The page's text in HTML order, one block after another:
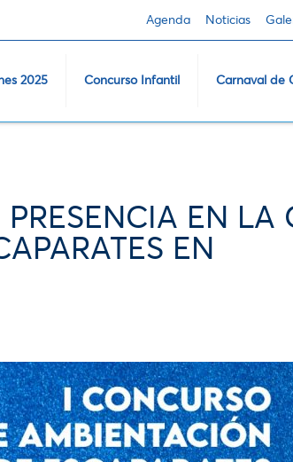
Agenda Noticias
2025 Concurso Infantil Carnaval de
EN LA
EN